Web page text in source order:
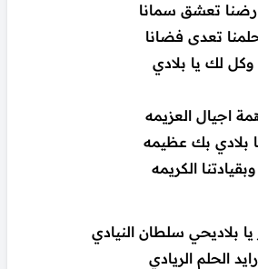
تعشق سمانا
تعدى فضانا
وكل لك يا بلادي
اجيال العزيمه
بلادي بك عظيمه
وبقيادتنا الكريمه
بلاديحي سلطان النيادي
رايد الحلم الريادي